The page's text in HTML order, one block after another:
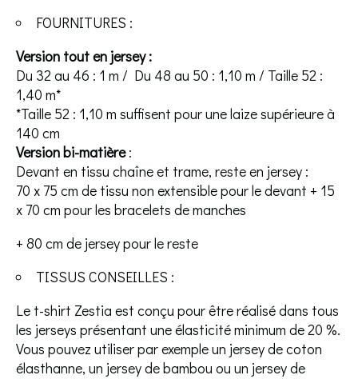
FOURNITURES :
Version tout en jersey :
Du 32 au 46 : 1 m / Du 48 au 50 : 1,10 m / Taille 52 :
1,40 m*
*Taille 52 : 1,10 m suffisent pour une laize supérieure à
140 cm
Version bi-matière:
Devant en tissu chaîne et trame, reste en jersey :
70 x 75 cm de tissu non extensible pour le devant + 15
x 70 cm pour les bracelets de manches
+ 80 cm de jersey pour le reste
TISSUS CONSEILLES :
Le t-shirt Zestia est conçu pour être réalisé dans tous
les jerseys présentant une élasticité minimum de 20 %.
Vous pouvez utiliser par exemple un jersey de coton
élasthanne, un jersey de bambou ou un jersey de